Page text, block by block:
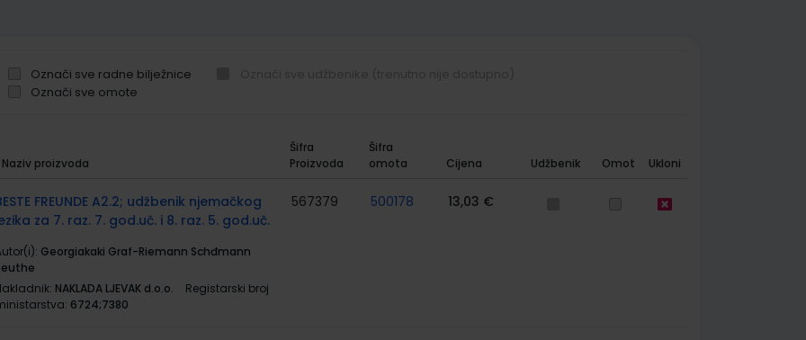
Označi sve radne bilježnice
Označi sve omote
Naziv proizvoda
Šifra
Proizvoda
Šifra
omota
Cijena Udžbenik Omot Ukloni
FREUNDE A2.2; udžbenik njemačkog
za 7. raz. 7. god.uč. i 8. raz. 5. god.uč.
Georgiakaki Graf-Riemann Schđmann
NAKLADA LJEVAK d.o.o.
Registarski broj
6724;7380
567379 500178 13,03 €